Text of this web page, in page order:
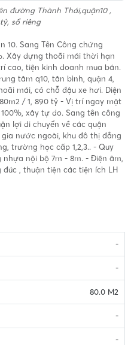
đường Thành Thái,quận10 ,
sổ riêng
10. Sang Tên Công chứng
Xây dựng thoãi mái thời hạn
cao, tiện kinh doanh mua bán.
tâm q10, tân bình, quận 4,
mái, có chỗ đậu xe hơi. Diện
/ 1, 890 tỷ - Vị trí ngay mặt
xây tự do. Sang tên công
lợi di chuyển về các quận
nước ngoài, khu đô thị đẳng
trường học cấp 1,2,3.. - Quy
nội bộ 7m - 8m. - Điện âm,
, thuận tiện các tiện ích LH
-
-
80.0 M2
-
-